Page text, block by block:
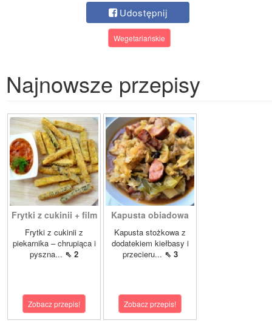
Udostępnij
Wegetariańskie
Najnowsze przepisy
Frytki z cukinii + film
Frytki z cukinii z
piekarnika – chrupiąca i
pyszna... ⇖ 2
Zobacz przepis!
Kapusta obiadowa
Kapusta stożkowa z
dodatekiem kiełbasy i
przecieru... ⇖ 3
Zobacz przepis!